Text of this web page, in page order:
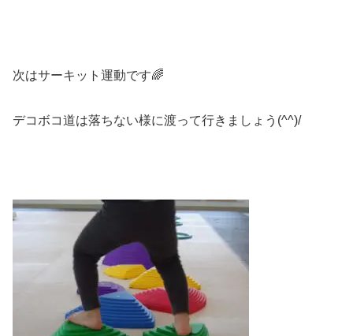
次はサーキット運動です🌈
デコボコ道は落ちない様に渡って行きましょう(^^)/